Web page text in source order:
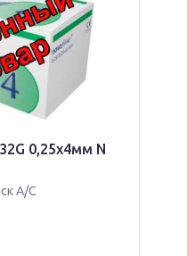
0,25х4мм N
А/С